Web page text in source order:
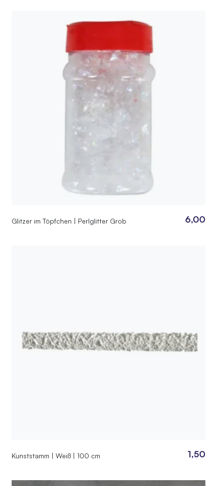
Glitzer im Töpfchen | Perlglitter Grob 6,00
Kunststamm | Weiß | 100 cm 1,50